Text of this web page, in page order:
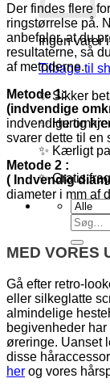
Ingen varer
Tilbage til
✨ Sikker
✨ Hurtig
✨ Kærligt
✨ Gratis
Søg
efter:
Der findes flere
ringstørrelse på.
anbefaler, at du
resultaterne, så
af metoderne.
Metode 1:
(indvendige
indvendige
svarer dette til en
Metode 2 :
( Indvendig
diameter i mm af
MED VORES
Gå efter retro-
eller silkeglatte
almindelige
begivenheder
øreringe. Uanset
disse
her og vores